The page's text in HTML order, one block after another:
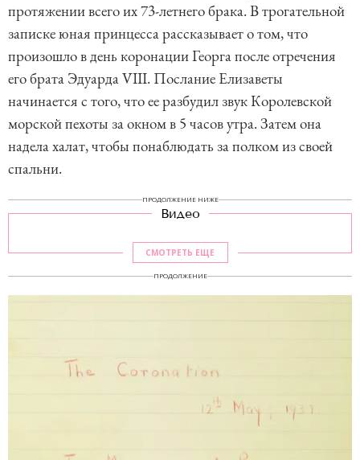
протяжении всего их 73-летнего брака. В трогательной
записке юная принцесса рассказывает о том, что
произошло в день коронации Георга после отречения
его брата Эдуарда VIII. Послание Елизаветы
начинается с того, что ее разбудил звук Королевской
морской пехоты за окном в 5 часов утра. Затем она
надела халат, чтобы понаблюдать за полком из своей
спальни.
ПРОДОЛЖЕНИЕ НИЖЕ
Видео
СМОТРЕТЬ ЕЩЕ
ПРОДОЛЖЕНИЕ